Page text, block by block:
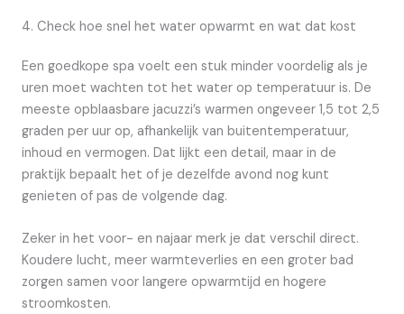
4. Check hoe snel het water opwarmt en wat dat kost
Een goedkope spa voelt een stuk minder voordelig als je
uren moet wachten tot het water op temperatuur is. De
meeste opblaasbare jacuzzi’s warmen ongeveer 1,5 tot 2,5
graden per uur op, afhankelijk van buitentemperatuur,
inhoud en vermogen. Dat lijkt een detail, maar in de
praktijk bepaalt het of je dezelfde avond nog kunt
genieten of pas de volgende dag.
Zeker in het voor- en najaar merk je dat verschil direct.
Koudere lucht, meer warmteverlies en een groter bad
zorgen samen voor langere opwarmtijd en hogere
stroomkosten.